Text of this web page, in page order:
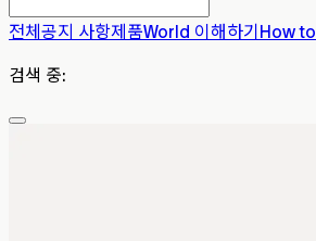
전체 공지 사항제품World 이해하기 How to
검색 중: